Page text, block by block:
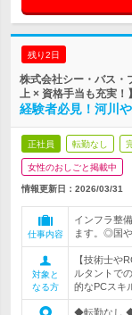
残り2日
株式会社シー・バス・
上 × 資格手当も充実！】
経験者必見！河川
正社員 転勤なし
女性のおしごと掲載中
情報更新日：2026/03/31
仕事内容
インフラ整
ます。◎国
対象と
なる方
【技術士や
ルタントで
的なPCスキ
◆転勤なし